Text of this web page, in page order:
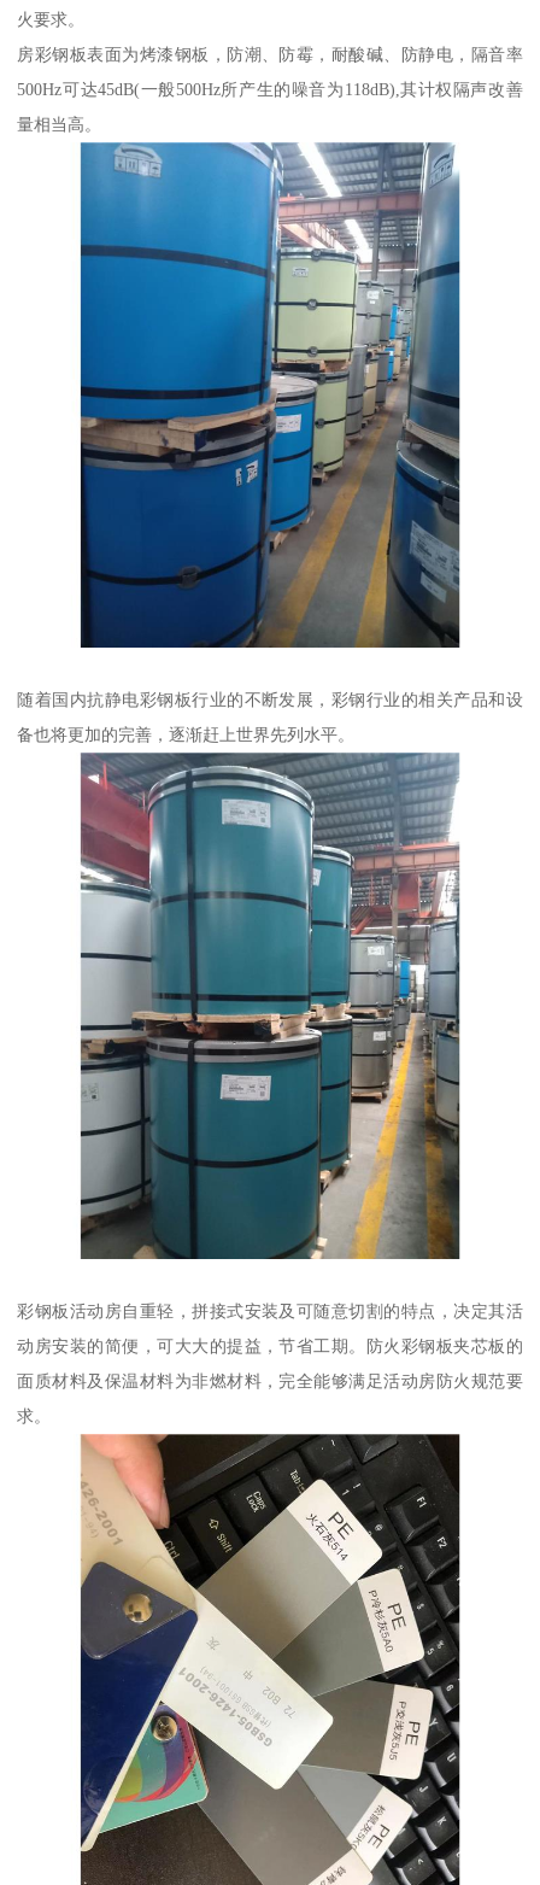
火要求。
房彩钢板表面为烤漆钢板，防潮、防霉，耐酸碱、防静电，隔音率
500Hz可达45dB(一般500Hz所产生的噪音为118dB),其计权隔声改善
量相当高。
随着国内抗静电彩钢板行业的不断发展，彩钢行业的相关产品和设
备也将更加的完善，逐渐赶上世界先列水平。
彩钢板活动房自重轻，拼接式安装及可随意切割的特点，决定其活
动房安装的简便，可大大的提益，节省工期。防火彩钢板夹芯板的
面质材料及保温材料为非燃材料，完全能够满足活动房防火规范要
求。